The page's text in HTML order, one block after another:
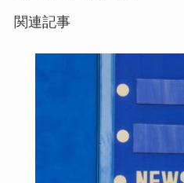
関連記事